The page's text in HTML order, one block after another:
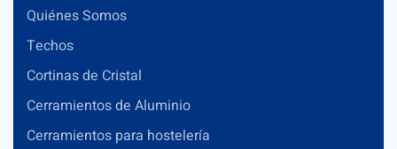
Quiénes Somos
Techos
Cortinas de Cristal
Cerramientos de Aluminio
Cerramientos para hostelería